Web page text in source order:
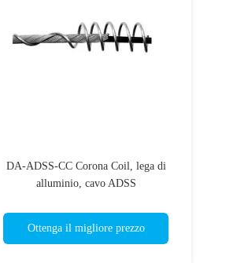
DA-ADSS-CC Corona Coil, lega di
alluminio, cavo ADSS
Ottenga il migliore prezzo